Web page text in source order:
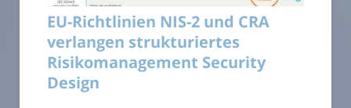
EU-Richtlinien NIS-2 und CRA
verlangen strukturiertes
Risikomanagement Security
Design